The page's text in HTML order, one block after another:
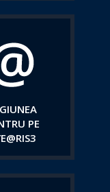
PE